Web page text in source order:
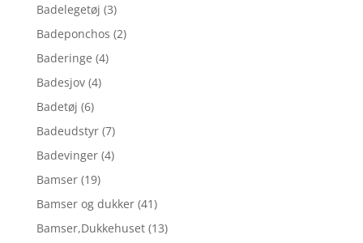
Badelegetøj (3)
Badeponchos (2)
Baderinge (4)
Badesjov (4)
Badetøj (6)
Badeudstyr (7)
Badevinger (4)
Bamser (19)
Bamser og dukker (41)
Bamser,Dukkehuset (13)